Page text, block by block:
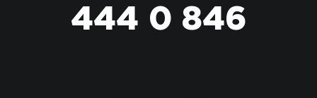
444 0 846